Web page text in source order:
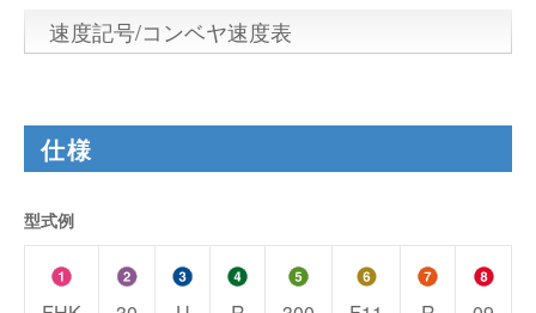
速度記号/コンベヤ速度表
仕様
型式例